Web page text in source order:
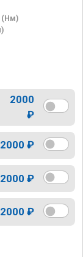
(Нм)
2000
₽
2000 ₽
2000 ₽
2000 ₽